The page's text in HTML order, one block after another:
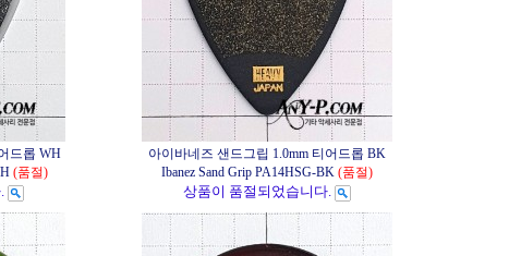
드롭 WH
(품절)
아이바네즈 샌드그립 1.0mm 티어드롭 BK
Ibanez Sand Grip PA14HSG-BK (품절)
상품이 품절되었습니다.